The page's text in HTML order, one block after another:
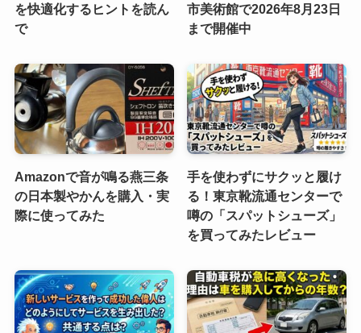
を快適化するヒントを読ん
で
市美術館で2026年8月23日
まで開催中
Amazonで音が鳴る燕三条
の日本製やかんを購入・実
際に使ってみた
手を使わずにサクッと履け
る！東京靴流通センターで
噂の「スパットシューズ」
を買ってみたレビュー